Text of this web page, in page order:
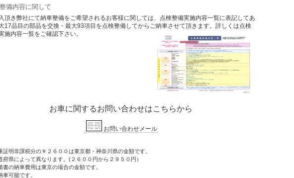
備内容に関して
頂き弊社にて納車整備をご希望されるお客様に関しては、点検整備実施内容一覧に表記してあ
17品目の部品を交換・最大93項目を点検整備してからご納車させて頂きます。詳しくは点検
施内容一覧をご確認下さい。
お車に関するお問い合わせはこちらから
お問い合わせメール
明非課税分の￥２６００は東京都・神奈川県の金額です。
府県によって異なります。(２６００円から２９５０円）
の納車費用は東京の場合の金額です。
車可能です。